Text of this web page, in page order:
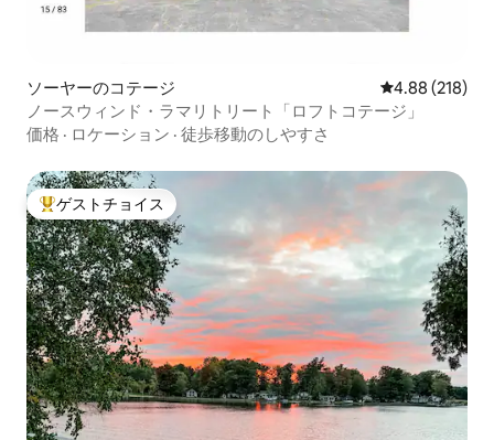
ソーヤーのコテージ レビュー218
4.88 (218)
ノースウィンド・ラマリトリート「ロフトコテージ」
価格 · ロケーション · 徒歩移動のしやすさ
大好評のゲストチョイスです。
ゲストチョイス